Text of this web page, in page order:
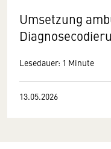
Umsetzung
Lesedauer: 1 Minute
13.05.2026